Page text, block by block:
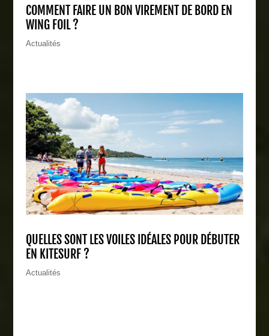
COMMENT FAIRE UN BON VIREMENT DE BORD EN
WING FOIL ?
Actualités
QUELLES SONT LES VOILES IDÉALES POUR DÉBUTER
EN KITESURF ?
Actualités